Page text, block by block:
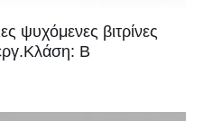
ψυχόμενες βιτρίνες
Β